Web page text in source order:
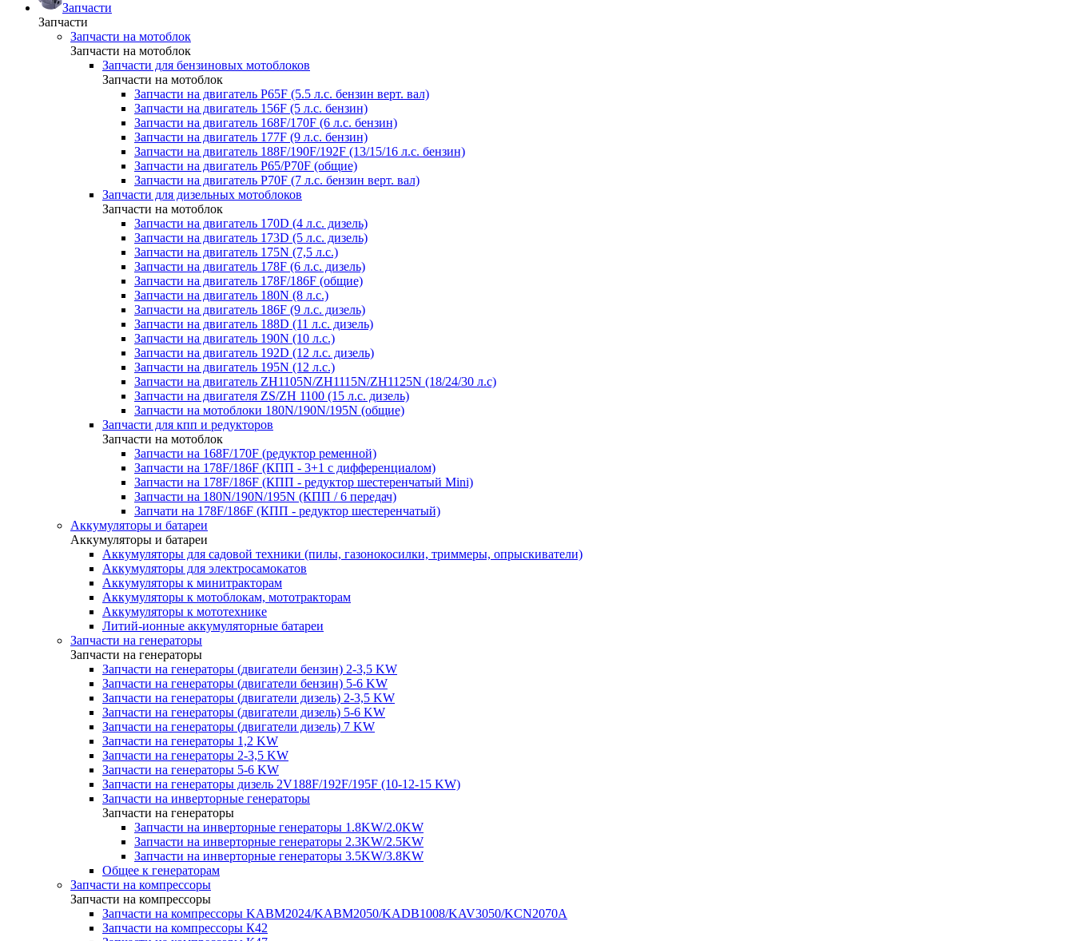
Запчасти
Запчасти
Запчасти на мотоблок
Запчасти на мотоблок
Запчасти для бензиновых мотоблоков
Запчасти на мотоблок
Запчасти на двигатель P65F (5.5 л.с. бензин верт. вал)
Запчасти на двигатель 156F (5 л.с. бензин)
Запчасти на двигатель 168F/170F (6 л.с. бензин)
Запчасти на двигатель 177F (9 л.с. бензин)
Запчасти на двигатель 188F/190F/192F (13/15/16 л.с. бензин)
Запчасти на двигатель P65/P70F (общие)
Запчасти на двигатель P70F (7 л.с. бензин верт. вал)
Запчасти для дизельных мотоблоков
Запчасти на мотоблок
Запчасти на двигатель 170D (4 л.с. дизель)
Запчасти на двигатель 173D (5 л.с. дизель)
Запчасти на двигатель 175N (7,5 л.с.)
Запчасти на двигатель 178F (6 л.с. дизель)
Запчасти на двигатель 178F/186F (общие)
Запчасти на двигатель 180N (8 л.с.)
Запчасти на двигатель 186F (9 л.с. дизель)
Запчасти на двигатель 188D (11 л.с. дизель)
Запчасти на двигатель 190N (10 л.с.)
Запчасти на двигатель 192D (12 л.с. дизель)
Запчасти на двигатель 195N (12 л.с.)
Запчасти на двигатель ZH1105N/ZH1115N/ZH1125N (18/24/30 л.с)
Запчасти на двигателя ZS/ZH 1100 (15 л.с. дизель)
Запчасти на мотоблоки 180N/190N/195N (общие)
Запчасти для кпп и редукторов
Запчасти на мотоблок
Запчасти на 168F/170F (редуктор ременной)
Запчасти на 178F/186F (КПП - 3+1 с дифференциалом)
Запчасти на 178F/186F (КПП - редуктор шестеренчатый Mini)
Запчасти на 180N/190N/195N (КПП / 6 передач)
Запчати на 178F/186F (КПП - редуктор шестеренчатый)
Аккумуляторы и батареи
Аккумуляторы и батареи
Аккумуляторы для садовой техники (пилы, газонокосилки, триммеры, опрыскиватели)
Аккумуляторы для электросамокатов
Аккумуляторы к минитракторам
Аккумуляторы к мотоблокам, мототракторам
Аккумуляторы к мототехнике
Литий-ионные аккумуляторные батареи
Запчасти на генераторы
Запчасти на генераторы
Запчасти на генераторы (двигатели бензин) 2-3,5 KW
Запчасти на генераторы (двигатели бензин) 5-6 KW
Запчасти на генераторы (двигатели дизель) 2-3,5 KW
Запчасти на генераторы (двигатели дизель) 5-6 KW
Запчасти на генераторы (двигатели дизель) 7 KW
Запчасти на генераторы 1,2 KW
Запчасти на генераторы 2-3,5 KW
Запчасти на генераторы 5-6 KW
Запчасти на генераторы дизель 2V188F/192F/195F (10-12-15 KW)
Запчасти на инверторные генераторы
Запчасти на генераторы
Запчасти на инверторные генераторы 1.8KW/2.0KW
Запчасти на инверторные генераторы 2.3KW/2.5KW
Запчасти на инверторные генераторы 3.5KW/3.8KW
Общее к генераторам
Запчасти на компрессоры
Запчасти на компрессоры
Запчасти на компрессоры KABM2024/KABM2050/KADB1008/KAV3050/KCN2070A
Запчасти на компрессоры К42